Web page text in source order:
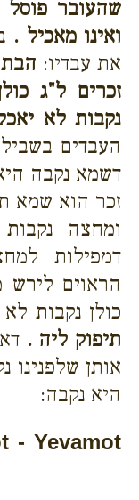
שהעובר פוסל
ואינו מאכיל .
את עבדיו:
זכרים ל"ג
נקבות לא
העבדים
דשמא נקבה
זכר הוא שמא
ומחצה
דמפילות
הראוים לירש
כולן נקבות
תיפוק ליה .
אותן שלפנינו
היא נקבה:
- Yevamot